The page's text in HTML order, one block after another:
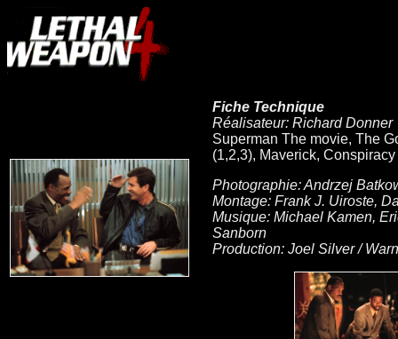
Fiche Technique
Réalisateur: Richard Donner
Superman The movie, The
(1,2,3), Maverick,
Photographie: Andrzej
Montage: Frank J. Uiroste,
Musique: Michael Kamen,
Sanborn
Production: Joel Silver /